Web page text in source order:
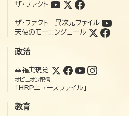
ザ・ファクト
ザ・ファクト 異次元ファイル
天使のモーニングコール
政治
幸福実現党
オピニオン配信
「HRPニュースファイル」
教育